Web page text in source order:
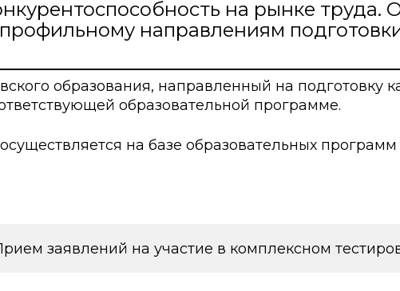
документы КАСУ
исследований КАСУ
лидеры XXI
экзамены
экзамен
абитуриента
на поступление
Creative Hub
Центр студенческого
Центр обслуживания
Центр
взаимодействия
на рынке труда.
направлениям
образования, направленный на подготовку
образовательной программе.
на базе образовательных
заявлений на участие в комплексном